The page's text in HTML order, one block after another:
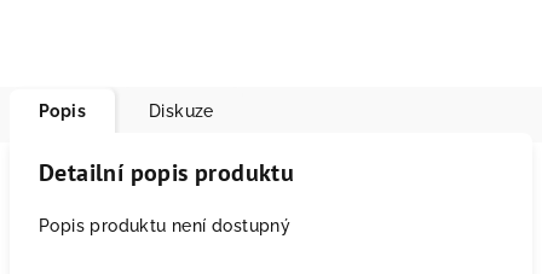
Popis Diskuze
Detailní popis produktu
Popis produktu není dostupný